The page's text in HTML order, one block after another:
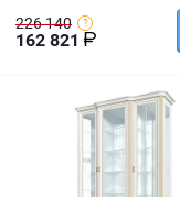
226 140
162 821